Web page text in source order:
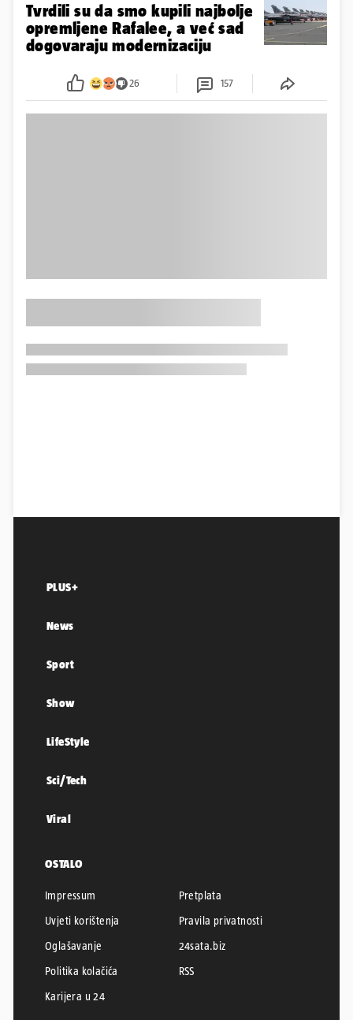
Tvrdili su da smo kupili najbolje
opremljene Rafalee, a već sad
dogovaraju modernizaciju
26 157
PLUS+
News
Sport
Show
LifeStyle
Sci/Tech
Viral
OSTALO
Impressum
Pretplata
Uvjeti korištenja
Pravila privatnosti
Oglašavanje
24sata.biz
Politika kolačića
RSS
Karijera u 24